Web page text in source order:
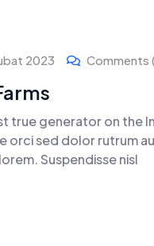
2023 Comments
true generator on the
orci sed dolor rutrum
Suspendisse nisl